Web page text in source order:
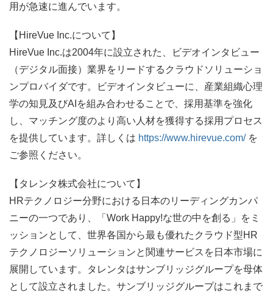
用が急速に進んでいます。
【HireVue Inc.について】
HireVue Inc.は2004年に設立された、ビデオインタビュー
（デジタル面接）業界をリードするクラウドソリューショ
ンプロバイダです。ビデオインタビューに、産業組織心理
学の知見及びAIを組み合わせることで、採用基準を強化
し、マッチング度のより高い人材を獲得する採用プロセス
を提供しています。詳しくは https://www.hirevue.com/を
ご参照ください。
【タレンタ株式会社について】
HRテクノロジー分野における日本のリーディングカンパ
ニーの一つであり、「Work Happy!な世の中を創る」をミ
ッションとして、世界各国から最も優れたクラウド型HR
テクノロジーソリューションと関連サービスを日本市場に
展開しています。タレンタはサンブリッジグループを母体
として設立されました。サンブリッジグループはこれまで